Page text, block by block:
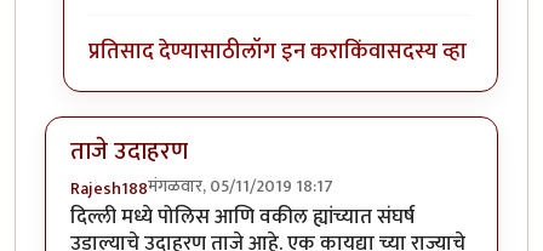
प्रतिसाद देण्यासाठीलॉग इन कराकिंवासदस्य व्हा
ताजे उदाहरण
Rajesh188मंगळवार, 05/11/2019 18:17
दिल्ली मध्ये पोलिस आणि वकील ह्यांच्यात संघर्ष
उडाल्याचे उदाहरण ताजे आहे. एक कायद्या च्या राज्याचे